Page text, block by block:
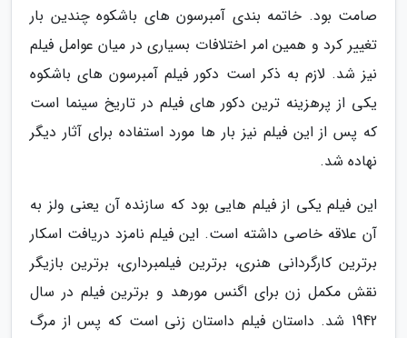
صامت بود. خاتمه بندی آمبرسون های باشکوه چندین بار
تغییر کرد و همین امر اختلافات بسیاری در میان عوامل فیلم
نیز شد. لازم به ذکر است دکور فیلم آمبرسون های باشکوه
یکی از پرهزینه ترین دکور های فیلم در تاریخ سینما است
که پس از این فیلم نیز بار ها مورد استفاده برای آثار دیگر
نهاده شد.
این فیلم یکی از فیلم هایی بود که سازنده آن یعنی ولز به
آن علاقه خاصی داشته است. این فیلم نامزد دریافت اسکار
برترین کارگردانی هنری، برترین فیلمبرداری، برترین بازیگر
نقش مکمل زن برای اگنس مورهد و برترین فیلم در سال
1942 شد. داستان فیلم داستان زنی است که پس از مرگ